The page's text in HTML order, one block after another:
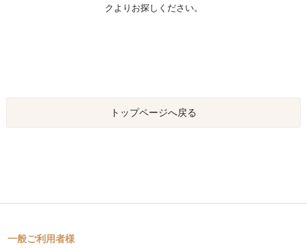
クよりお探しください。
トップページへ戻る
一般ご利用者様